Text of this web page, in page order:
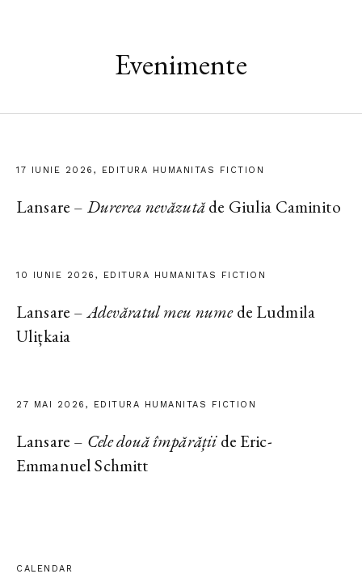
Evenimente
17 IUNIE 2026, EDITURA HUMANITAS FICTION
Lansare – Durerea nevăzutăde Giulia Caminito
10 IUNIE 2026, EDITURA HUMANITAS FICTION
Lansare –Adevăratul meu numede Ludmila
Ulițkaia
27 MAI 2026, EDITURA HUMANITAS FICTION
Lansare – Cele două împărățiide Eric-
Emmanuel Schmitt
CALENDAR